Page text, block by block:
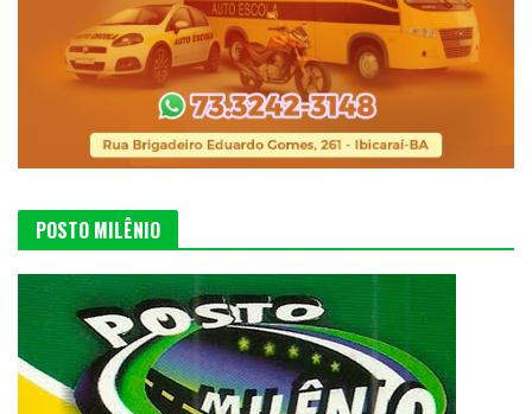
POSTO MILÊNIO